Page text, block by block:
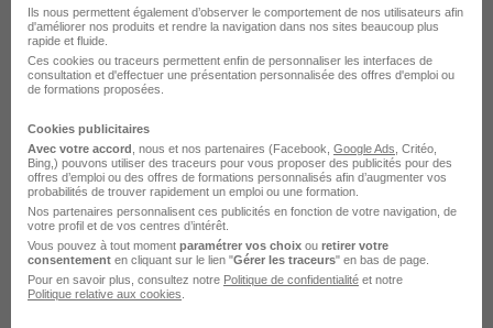
Normalisation Produits Finis - Mode -
Septembre 2026 H/F
Chanel
Paris - 75 Temps partiel
Cette offre n’est plus disponible depuis le 25/06/26
Ils nous permettent également d’observer le comportement de nos utilisateurs afin
d'améliorer nos produits et rendre la navigation dans nos sites beaucoup plus
rapide et fluide.
Ces cookies ou traceurs permettent enfin de personnaliser les interfaces de
consultation et d'effectuer une présentation personnalisée des offres d'emploi ou
de formations proposées.
Cookies publicitaires
Avec votre accord , nous et nos partenaires (Facebook, Google Ads , Critéo,
Bing,) pouvons utiliser des traceurs pour vous proposer des publicités pour des
offres d’emploi ou des offres de formations personnalisés afin d’augmenter vos
probabilités de trouver rapidement un emploi ou une formation.
Nos partenaires personnalisent ces publicités en fonction de votre navigation, de
votre profil et de vos centres d’intérêt.
Vous pouvez à tout moment paramétrer vos choix ou retirer votre
consentement en cliquant sur le lien "Gérer les traceurs" en bas de page.
Pour en savoir plus, consultez notre Politique de confidentialité et notre
Politique relative aux cookies